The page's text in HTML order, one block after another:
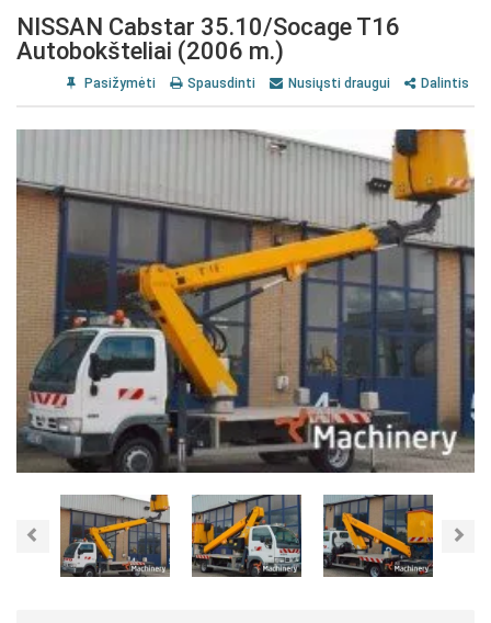
NISSAN Cabstar 35.10/Socage T16
Autobokšteliai (2006 m.)
Pasižymėti Spausdinti Nusiųsti draugui Dalintis
Previous